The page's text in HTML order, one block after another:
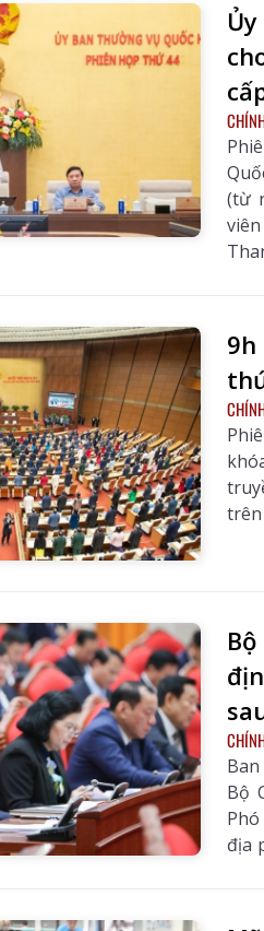
(từ
9h
trên
Bộ
địa
Báo Lai Châu Số 565 ngày
25/07/2026